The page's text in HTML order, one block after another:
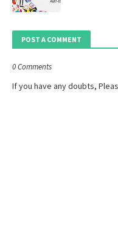
POST A COMMENT
0 Comments
If you have any doubts,